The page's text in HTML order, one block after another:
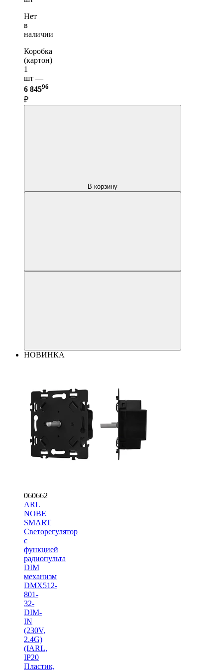
Нет
в
наличии
Коробка
(картон)
1
шт —
6 84596
₽
В корзину
НОВИНКА
060662
ARL
NOBE
SMART
Светорегулятор
с
функцией
радиопульта
DIM
механизм
DMX512-
801-
32-
DIM-
IN
(230V,
2.4G)
(IARL,
IP20
Пластик,